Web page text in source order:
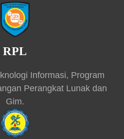
RPL
Informasi, Program
Perangkat Lunak dan
Gim.